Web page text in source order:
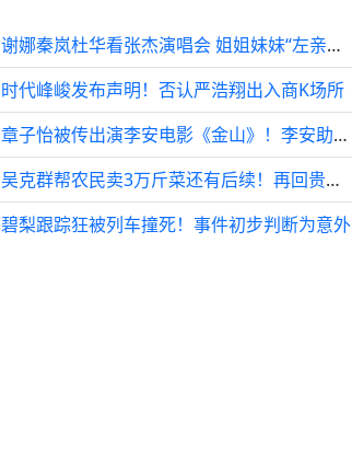
谢娜秦岚杜华看张杰演唱会 姐姐妹妹“左亲亲右亲亲”
时代峰峻发布声明！否认严浩翔出入商K场所
章子怡被传出演李安电影《金山》！李安助理出面回应
吴克群帮农民卖3万斤菜还有后续！再回贵阳偷偷看望菜农被一眼认出
碧梨跟踪狂被列车撞死！事件初步判断为意外